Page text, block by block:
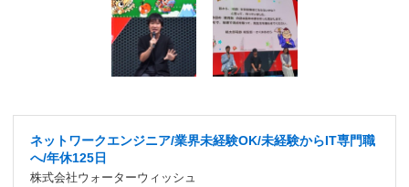
ネットワークエンジニア/業界未経験OK/未経験からIT専門職
へ/年休125日
株式会社ウォーターウィッシュ